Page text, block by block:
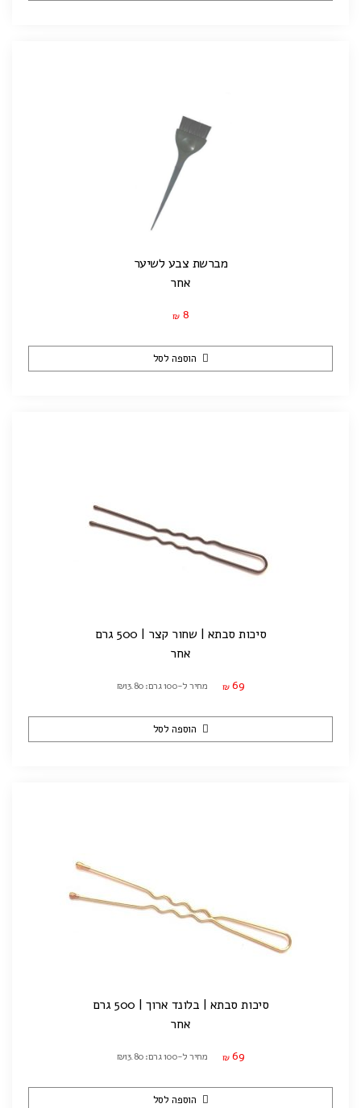
מברשת צבע לשיער
אחר
₪ 8
הוספה לסל
סיכות סבתא | שחור קצר | 500 גרם
אחר
₪ 69 מחיר ל-100 גרם: ₪13.80
הוספה לסל
סיכות סבתא | בלונד ארוך | 500 גרם
אחר
₪ 69 מחיר ל-100 גרם: ₪13.80
הוספה לסל